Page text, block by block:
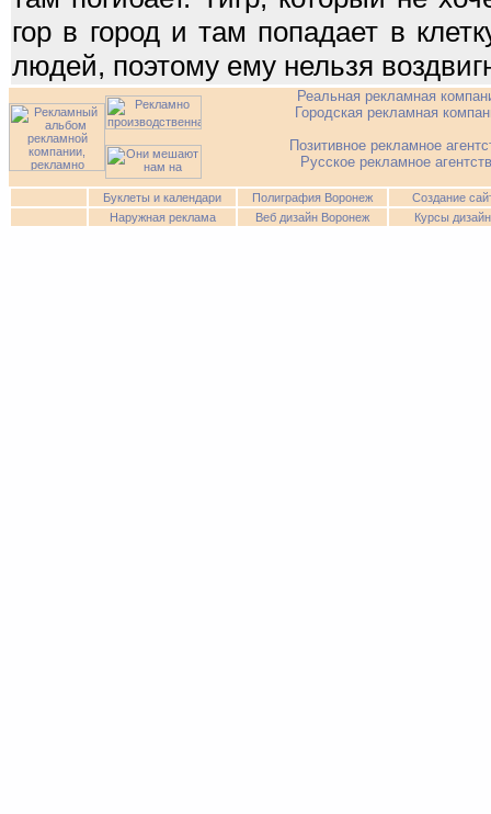
гор в город и там попадает в
людей, поэтому ему нельзя
Реальная рекламная
Городская рекламная
Позитивное рекламное
Русское рекламное
Буклеты и календари Полиграфия Воронеж
Создание
Наружная реклама
Веб дизайн Воронеж Курсы